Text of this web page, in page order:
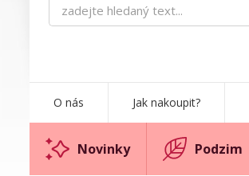
O nás Jak nakoupit?
Novinky Podzim